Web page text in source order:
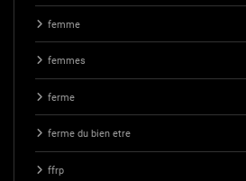
femme
femmes
ferme
ferme du bien etre
ffrp